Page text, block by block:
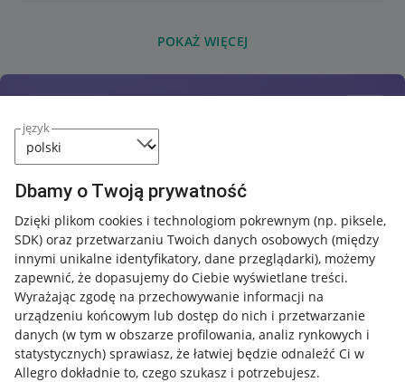
język
Dbamy o Twoją prywatność
Dzięki plikom cookies i technologiom pokrewnym (np. piksele,
SDK) oraz przetwarzaniu Twoich danych osobowych (między
innymi unikalne identyfikatory, dane przeglądarki), możemy
zapewnić, że dopasujemy do Ciebie wyświetlane treści.
Wyrażając zgodę na przechowywanie informacji na
urządzeniu końcowym lub dostęp do nich i przetwarzanie
danych (w tym w obszarze profilowania, analiz rynkowych i
statystycznych) sprawiasz, że łatwiej będzie odnaleźć Ci w
Allegro dokładnie to, czego szukasz i potrzebujesz.
POKAŻ WIĘCEJ